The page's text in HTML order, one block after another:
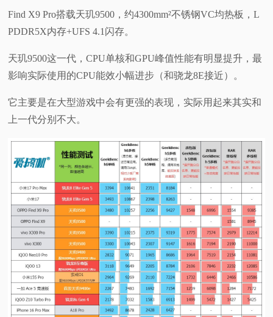
Find X9 Pro搭载天玑9500，约4300mm²不锈钢VC均热板，L
PDDR5X内存+UFS 4.1闪存。
天玑9500这一代，CPU单核和GPU峰值性能有明显提升，最
影响实际使用的CPU能效小幅进步（和骁龙8E接近）。
它主要是在大型游戏中会有更强的表现，实际用起来其实和
上一代分别不大。